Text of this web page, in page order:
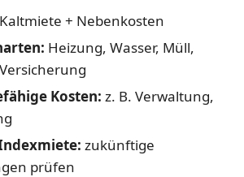
Kaltmiete + Nebenkosten
Heizung, Wasser, Müll,
Kosten: z. B. Verwaltung,
zukünftige
prüfen